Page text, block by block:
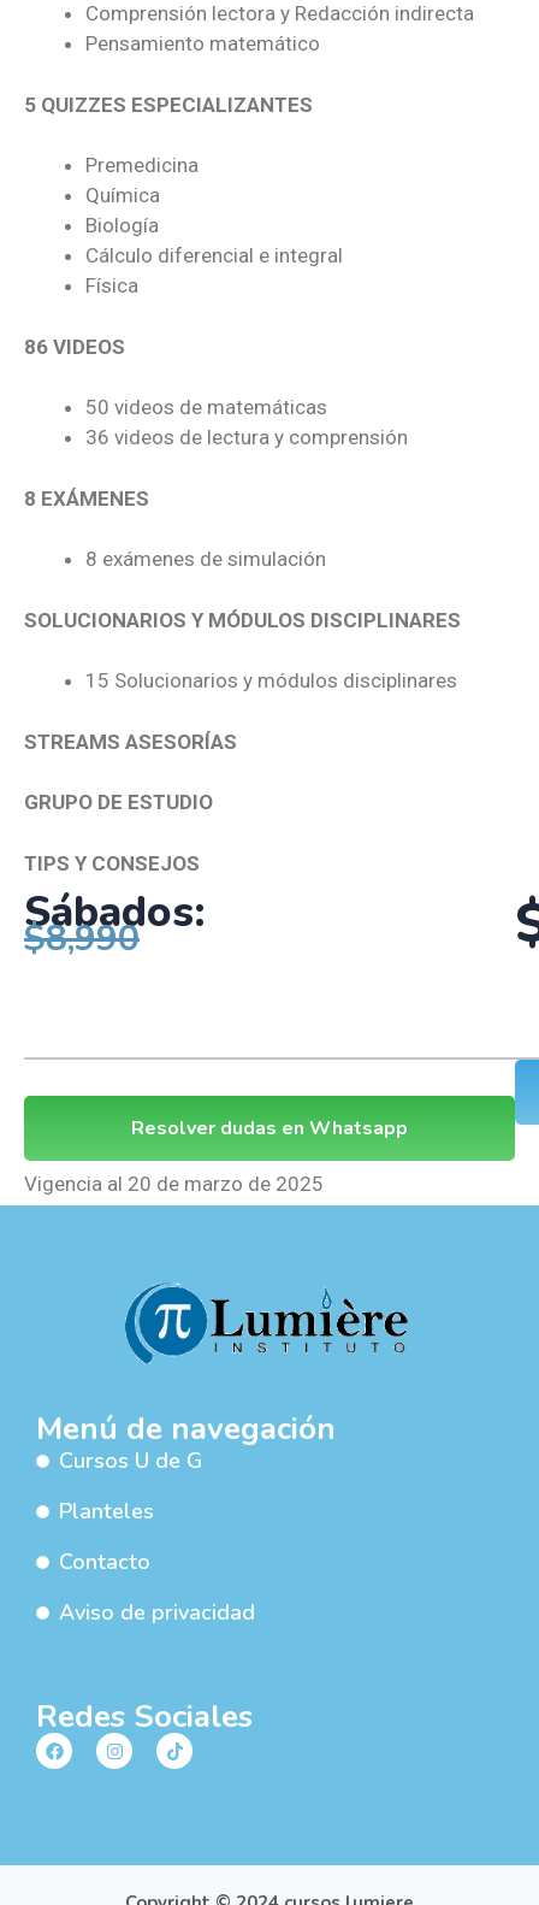
Comprensión lectora y Redacción indirecta
Pensamiento matemático
5 QUIZZES ESPECIALIZANTES
Premedicina
Química
Biología
Cálculo diferencial e integral
Física
86 VIDEOS
50 videos de matemáticas
36 videos de lectura y comprensión
8 EXÁMENES
8 exámenes de simulación
SOLUCIONARIOS Y MÓDULOS DISCIPLINARES
15 Solucionarios y módulos disciplinares
STREAMS ASESORÍAS
GRUPO DE ESTUDIO
TIPS Y CONSEJOS
Sábados:
$8,990
Resolver dudas en Whatsapp
Vigencia al 20 de marzo de 2025
Menú de navegación
Cursos U de G
Planteles
Contacto
Aviso de privacidad
Redes Sociales